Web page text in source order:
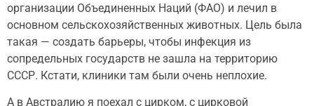
организации Объединенных Наций (ФАО) и лечил в
основном сельскохозяйственных животных. Цель была
такая — создать барьеры, чтобы инфекция из
сопредельных государств не зашла на территорию
СССР. Кстати, клиники там были очень неплохие.
А в Австралию я поехал с цирком, с цирковой